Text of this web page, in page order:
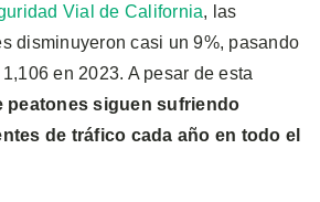
Vial de California, las
disminuyeron casi un 9%, pasando
en 2023. A pesar de esta
peatones siguen sufriendo
de tráfico cada año en todo el